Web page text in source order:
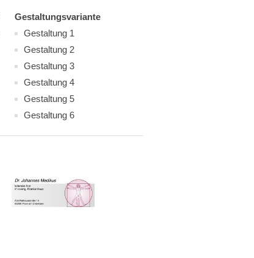
Gestaltungsvariante
Gestaltung 1
Gestaltung 2
Gestaltung 3
Gestaltung 4
Gestaltung 5
Gestaltung 6